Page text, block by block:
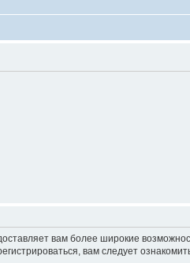
вам более широкие
вам следует